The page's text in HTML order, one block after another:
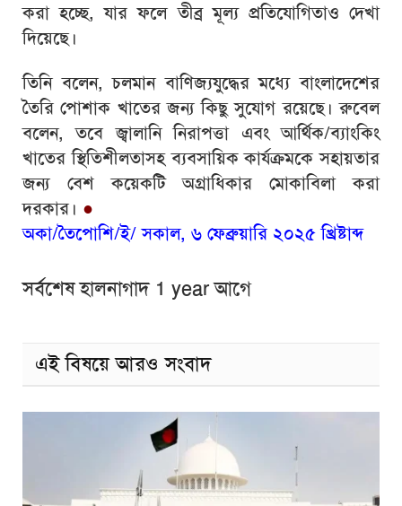
করা হচ্ছে, যার ফলে তীব্র মূল্য প্রতিযোগিতাও দেখা
দিয়েছে।
তিনি বলেন, চলমান বাণিজ্যযুদ্ধের মধ্যে বাংলাদেশের
তৈরি পোশাক খাতের জন্য কিছু সুযোগ রয়েছে। রুবেল
বলেন, তবে জ্বালানি নিরাপত্তা এবং আর্থিক/ব্যাংকিং
খাতের স্থিতিশীলতাসহ ব্যবসায়িক কার্যক্রমকে সহায়তার
জন্য বেশ কয়েকটি অগ্রাধিকার মোকাবিলা করা
দরকার। ●
অকা/তৈপোশি/ই/ সকাল, ৬ ফেব্রুয়ারি ২০২৫ খ্রিষ্টাব্দ
সর্বশেষ হালনাগাদ 1 year আগে
এই বিষয়ে আরও সংবাদ